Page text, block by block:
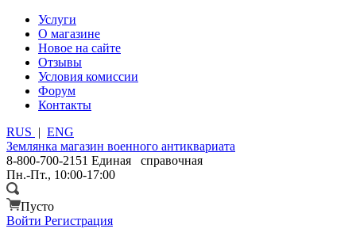
Услуги
О магазине
Новое на сайте
Отзывы
Условия комиссии
Форум
Контакты
RUS | ENG
Землянка магазин военного антиквариата
8-800-700-2151 Единая справочная
Пн.-Пт., 10:00-17:00
Пусто
Войти Регистрация